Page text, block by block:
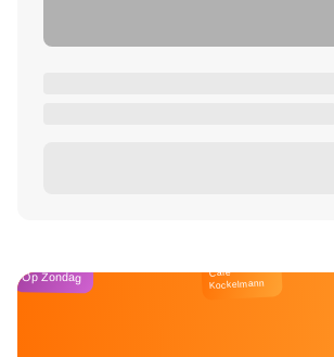
Op Zondag Café
Kockelmann